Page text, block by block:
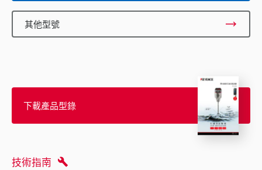
其他型號
下載產品型錄
技術指南